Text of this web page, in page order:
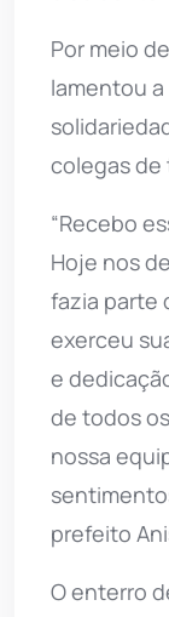
Por meio
lamentou
colegas de
“Recebo
Hoje nos
fazia parte
exerceu
e
de todos
nossa
prefeito
O enterro